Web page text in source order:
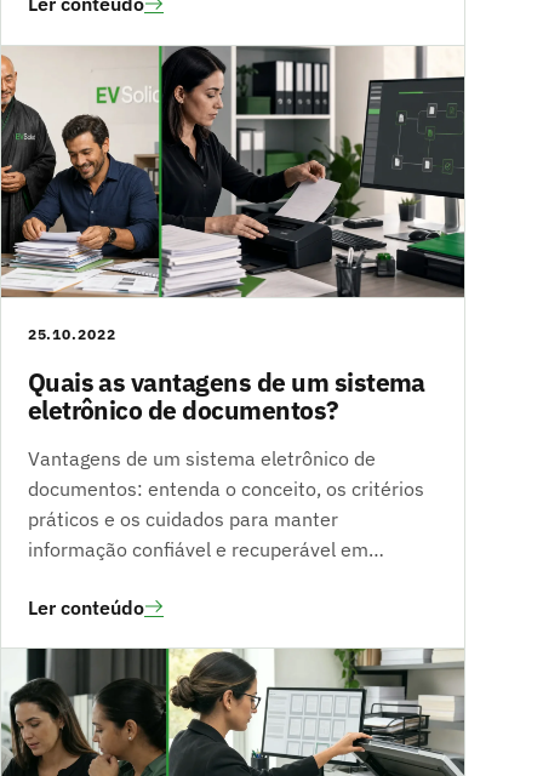
25.10.2022
Quais as vantagens de um sistema
eletrônico de documentos?
Vantagens de um sistema eletrônico de
documentos: entenda o conceito, os critérios
práticos e os cuidados para manter
informação confiável e recuperável em…
Ler conteúdo